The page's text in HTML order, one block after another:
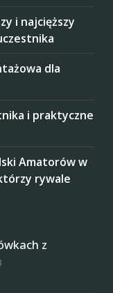
i najcięższy
dla
i praktyczne
Amatorów w
rywale
z